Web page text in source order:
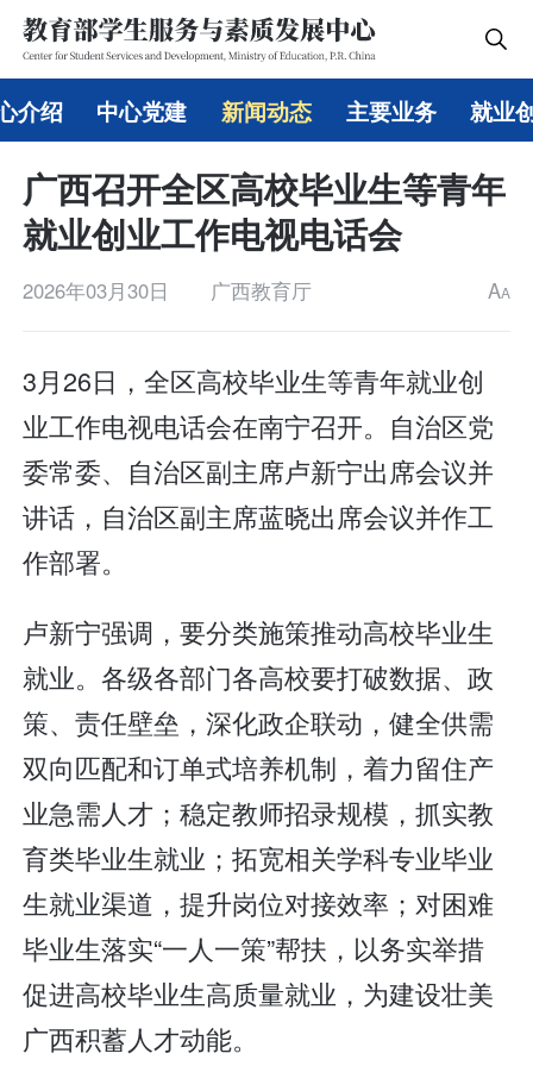
介绍 中心党建 新闻动态 主要业务 就业
广西召开全区高校毕业生等青年
就业创业工作电视电话会
2026年03月30日 广西教育厅 AA
3月26日，全区高校毕业生等青年就业创
业工作电视电话会在南宁召开。自治区党
委常委、自治区副主席卢新宁出席会议并
讲话，自治区副主席蓝晓出席会议并作工
作部署。
卢新宁强调，要分类施策推动高校毕业生
就业。各级各部门各高校要打破数据、政
策、责任壁垒，深化政企联动，健全供需
双向匹配和订单式培养机制，着力留住产
业急需人才；稳定教师招录规模，抓实教
育类毕业生就业；拓宽相关学科专业毕业
生就业渠道，提升岗位对接效率；对困难
毕业生落实“一人一策”帮扶，以务实举措
促进高校毕业生高质量就业，为建设壮美
广西积蓄人才动能。